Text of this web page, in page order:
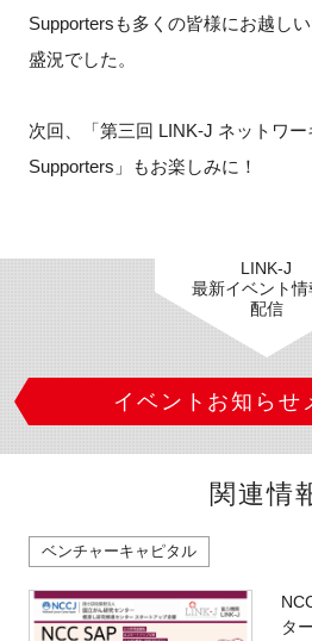
Supportersも多くの皆様にお越し
盛況でした。
次回、「第三回 LINK-J ネットワ
Supporters」もお楽しみに！
LINK-J
最新イベント情
配信
イベントお知らせ
関連情
ベンチャーキャピタル
タ